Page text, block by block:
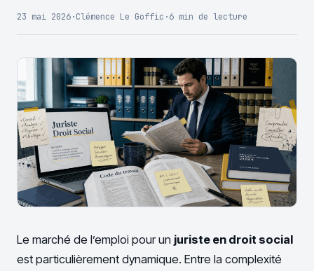
23 mai 2026·Clémence Le Goffic ·6 min de lecture
Le marché de l’emploi pour un juriste en droit social
est particulièrement dynamique. Entre la complexité